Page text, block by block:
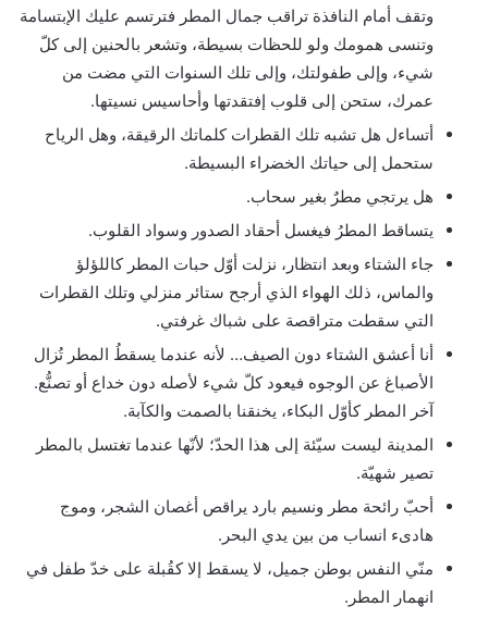
وتقف أمام النافذة تراقب جمال المطر فترتسم عليك الإبتسامة
وتنسى همومك ولو للحظات بسيطة، وتشعر بالحنين إلى كلّ
شيء، وإلى طفولتك، وإلى تلك السنوات التي مضت من
عمرك، ستحن إلى قلوب إفتقدتها وأحاسيس نسيتها.
أتساءل هل تشبه تلك القطرات كلماتك الرقيقة، وهل الرياح
ستحمل إلى حياتك الخضراء البسيطة.
هل يرتجي مطرٌ بغير سحاب.
يتساقط المطرُ فيغسل أحقاد الصدور وسواد القلوب.
جاء الشتاء وبعد انتظار، نزلت أوّل حبات المطر كاللؤلؤ
والماس، ذلك الهواء الذي أرجح ستائر منزلي وتلك القطرات
التي سقطت متراقصة على شباك غرفتي.
أنا أعشق الشتاء دون الصيف… لأنه عندما يسقطُ المطر تُزال
الأصباغ عن الوجوه فيعود كلّ شيء لأصله دون خداع أو تصنُّع.
آخر المطر كأوّل البكاء، يخنقنا بالصمت والكآبة.
المدينة ليست سيّئة إلى هذا الحدّ؛ لأنّها عندما تغتسل بالمطر
تصير شهيّة.
أحبّ رائحة مطر ونسيم بارد يراقص أغصان الشجر، وموج
هادىء انساب من بين يدي البحر.
منّي النفس بوطن جميل، لا يسقط إلا كقُبلة على خدّ طفل في
انهمار المطر.